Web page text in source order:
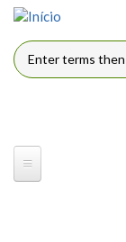
Pular para o